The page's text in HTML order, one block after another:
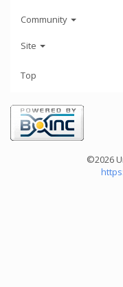
Community
Site
Top
©2026